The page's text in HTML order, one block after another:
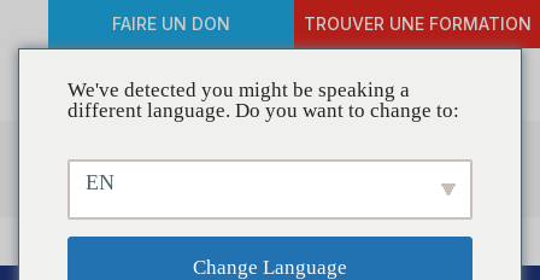
FAIRE UN DON TROUVER UNE FORMATION
Centre de ressources
We've detected you might be speaking a
different language. Do you want to change to:
EN
Change Language